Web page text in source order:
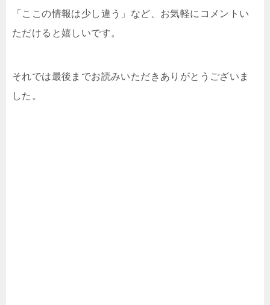
「ここの情報は少し違う」など、お気軽にコメントい
ただけると嬉しいです。
それでは最後までお読みいただきありがとうございま
した。